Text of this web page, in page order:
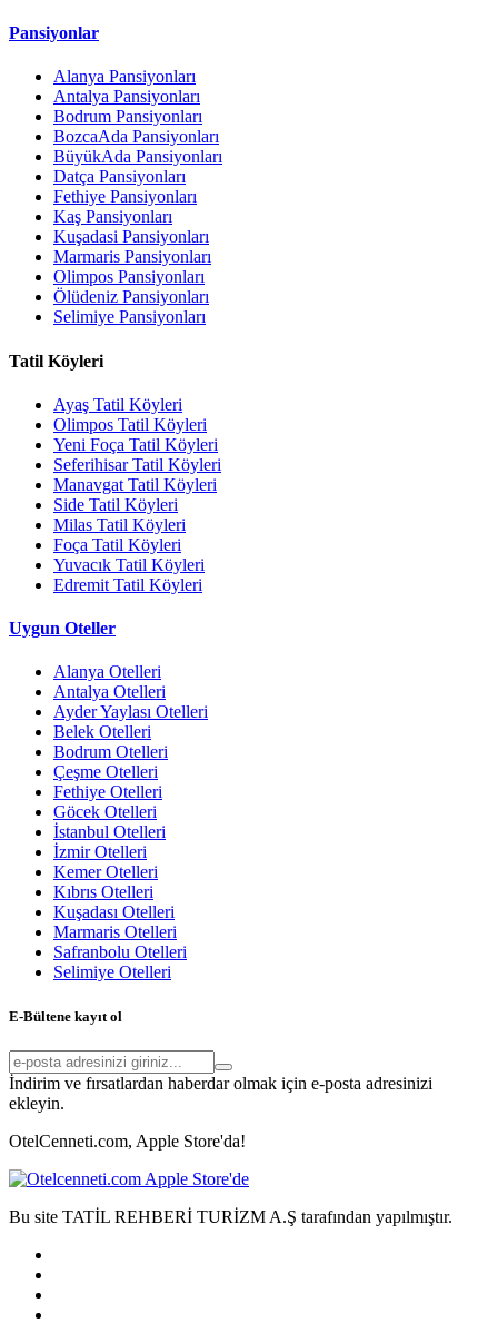
Pansiyonlar
Alanya Pansiyonları
Antalya Pansiyonları
Bodrum Pansiyonları
BozcaAda Pansiyonları
BüyükAda Pansiyonları
Datça Pansiyonları
Fethiye Pansiyonları
Kaş Pansiyonları
Kuşadasi Pansiyonları
Marmaris Pansiyonları
Olimpos Pansiyonları
Ölüdeniz Pansiyonları
Selimiye Pansiyonları
Tatil Köyleri
Ayaş Tatil Köyleri
Olimpos Tatil Köyleri
Yeni Foça Tatil Köyleri
Seferihisar Tatil Köyleri
Manavgat Tatil Köyleri
Side Tatil Köyleri
Milas Tatil Köyleri
Foça Tatil Köyleri
Yuvacık Tatil Köyleri
Edremit Tatil Köyleri
Uygun Oteller
Alanya Otelleri
Antalya Otelleri
Ayder Yaylası Otelleri
Belek Otelleri
Bodrum Otelleri
Çeşme Otelleri
Fethiye Otelleri
Göcek Otelleri
İstanbul Otelleri
İzmir Otelleri
Kemer Otelleri
Kıbrıs Otelleri
Kuşadası Otelleri
Marmaris Otelleri
Safranbolu Otelleri
Selimiye Otelleri
E-Bültene kayıt ol
İndirim ve fırsatlardan haberdar olmak için e-posta adresinizi
ekleyin.
OtelCenneti.com, Apple Store'da!
Bu site TATİL REHBERİ TURİZM A.Ş tarafından yapılmıştır.